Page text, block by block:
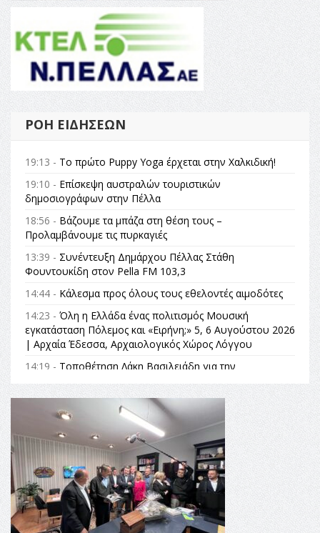
ΡΟΉ ΕΙΔΉΣΕΩΝ
19:13 - Το πρώτο Puppy Yoga έρχεται στην Χαλκιδική!
19:10 - Επίσκεψη αυστραλών τουριστικών
δημοσιογράφων στην Πέλλα
18:56 - Βάζουμε τα μπάζα στη θέση τους –
Προλαμβάνουμε τις πυρκαγιές
13:39 - Συνέντευξη Δημάρχου Πέλλας Στάθη
Φουντουκίδη στον Pella FM 103,3
14:44 - Κάλεσμα προς όλους τους εθελοντές αιμοδότες
14:23 - Όλη η Ελλάδα ένας πολιτισμός Μουσική
εγκατάσταση Πόλεμος και «Ειρήνη;» 5, 6 Αυγούστου 2026
| Αρχαία Έδεσσα, Αρχαιολογικός Χώρος Λόγγου
14:19 - Τοποθέτηση Λάκη Βασιλειάδη για την
Αναθεώρηση του Συντάγματος: «Σε τέτοιες κορυφαίες
θεσμικές διαδικασίες υπάρχει μόνο η ευθύνη απέναντι
στις επόμενες γενιές»
16:35 -Το πρόγραμμα του ΠΑΟΚ στον δεύτερο γύρο του
Champions League!
16:27 - Όλυμπος: Εντάχθηκε στον Κατάλογο Παγκόσμιας
Κληρονομιάς της UNESCO – Ομόφωνη η απόφαση Ο
Όλυμπος αναγνωρίστηκε ως φυσικό και πολιτιστικό
αγαθό εξέχουσας οικουμενικής αξίας για την
ανθρωπότητα